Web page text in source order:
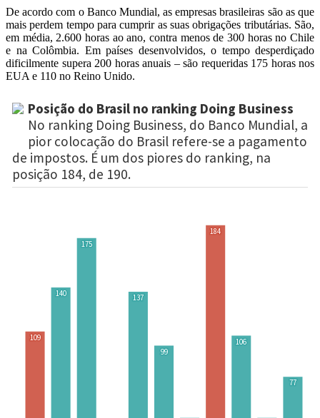
De acordo com o Banco Mundial, as empresas brasileiras são as que
mais perdem tempo para cumprir as suas obrigações tributárias. São,
em média, 2.600 horas ao ano, contra menos de 300 horas no Chile
e na Colômbia. Em países desenvolvidos, o tempo desperdiçado
dificilmente supera 200 horas anuais – são requeridas 175 horas nos
EUA e 110 no Reino Unido.